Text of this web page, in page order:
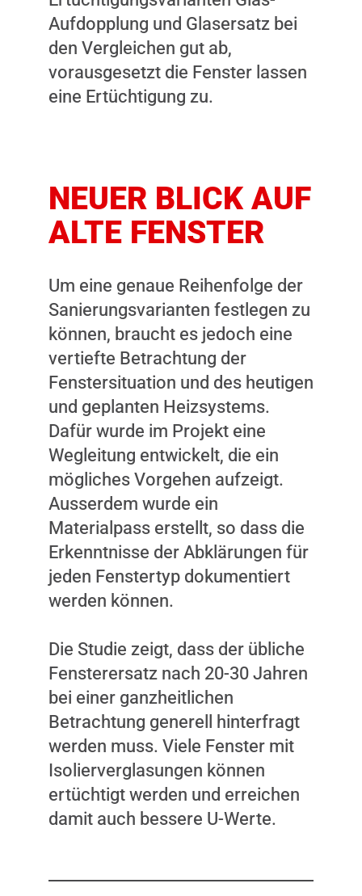
Aufdopplung und Glasersatz bei
den Vergleichen gut ab,
vorausgesetzt die Fenster lassen
eine Ertüchtigung zu.
NEUER BLICK AUF
ALTE FENSTER
Um eine genaue Reihenfolge der
Sanierungsvarianten festlegen zu
können, braucht es jedoch eine
vertiefte Betrachtung der
Fenstersituation und des heutigen
und geplanten Heizsystems.
Dafür wurde im Projekt eine
Wegleitung entwickelt, die ein
mögliches Vorgehen aufzeigt.
Ausserdem wurde ein
Materialpass erstellt, so dass die
Erkenntnisse der Abklärungen für
jeden Fenstertyp dokumentiert
werden können.
Die Studie zeigt, dass der übliche
Fensterersatz nach 20-30 Jahren
bei einer ganzheitlichen
Betrachtung generell hinterfragt
werden muss. Viele Fenster mit
Isolierverglasungen können
ertüchtigt werden und erreichen
damit auch bessere U-Werte.